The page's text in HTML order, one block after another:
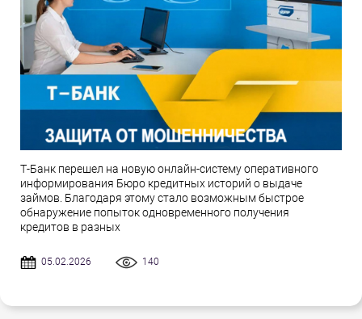
Т-Банк перешел на новую онлайн-систему оперативного
информирования Бюро кредитных историй о выдаче
займов. Благодаря этому стало возможным быстрое
обнаружение попыток одновременного получения
кредитов в разных
05.02.2026 140